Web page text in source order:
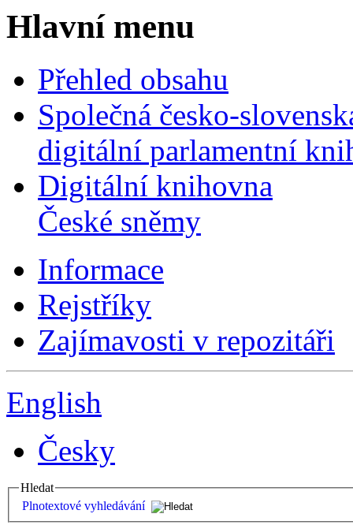
Hlavní menu
Přehled obsahu
Společná česko-
digitální parlamentní
Digitální knihovna
České sněmy
Informace
Rejstříky
Zajímavosti v repozitáři
English
Česky
Hledat
Plnotextové vyhledávání